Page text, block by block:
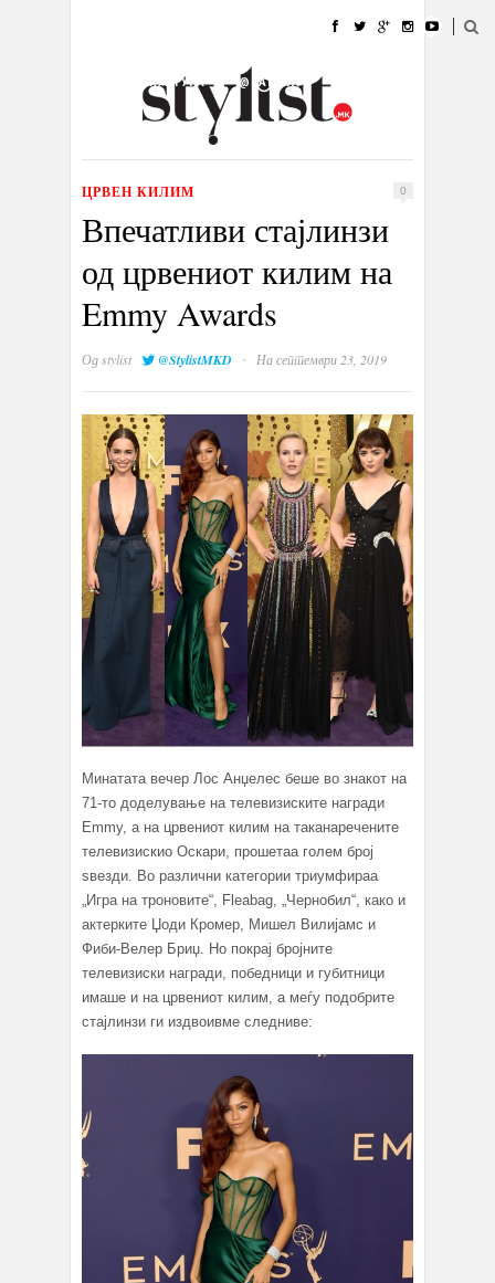
УБАВИНА
КУЛТУРА @РАБОТА
ИЗЛОГ
ЦРВЕН КИЛИМ 0
Впечатливи стајлинзи
од црвениот килим на
Emmy Awards
Одstylist @StylistMKD · На септември 23, 2019
Минатата вечер Лос Анџелес беше во знакот на
71-то доделување на телевизиските награди
Emmy, а на црвениот килим на таканаречените
телевизискио Оскари, прошетаа голем број
ѕвезди. Во различни категории триумфираа
„Игра на троновите“, Fleabag, „Чернобил“, како и
актерките Џоди Кромер, Мишел Вилијамс и
Фиби-Велер Бриџ. Но покрај бројните
телевизиски награди, победници и губитници
имаше и на црвениот килим, а меѓу подобрите
стајлинзи ги издвоивме следниве: